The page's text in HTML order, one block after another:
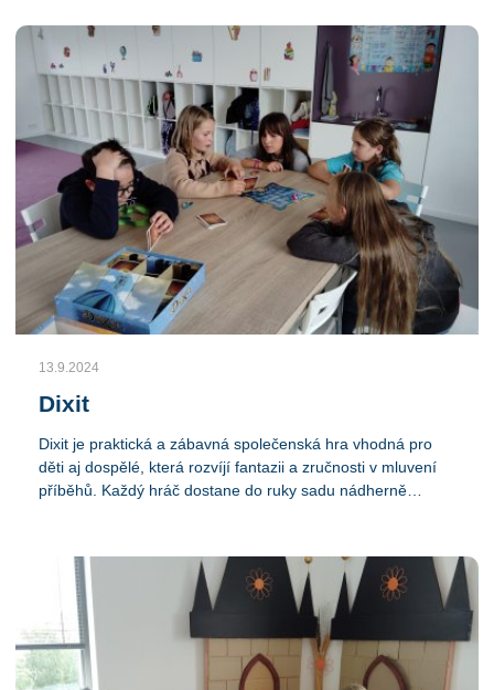
hráli hry podporující spolupráci a komunikaci mezi dětmi
venku.
13.9.2024
Dixit
Dixit je praktická a zábavná společenská hra vhodná pro
děti aj dospělé, která rozvíjí fantazii a zručnosti v mluvení
příběhů. Každý hráč dostane do ruky sadu nádherně
slovem nebo zvukem. Ostatní hráči potom vyberou kartu ze
svých sadů, která nejléie odpovídá opisu. Následně se
všechny karty zamíchávají a cíl je uhádnout, která karta
patrí vyprávěči. Hra podporuje deti v tvorivém myšlení a učí
ich, jako jsou nápady obrazmi a slovy. Je vhodná pre
rodinu, pretože je jednoduchá na pochopenie a každý